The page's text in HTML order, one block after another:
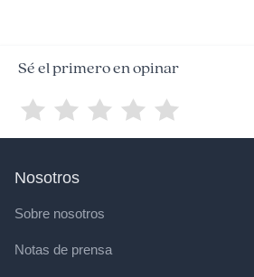
Sé el primero en opinar
Nosotros
Sobre nosotros
Notas de prensa